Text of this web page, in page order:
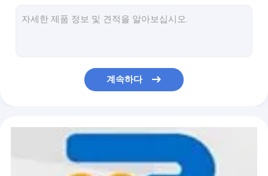
티셔츠 프린터
금속을 위한 산업 1500W 1070nm 소형 레이저 용접 기계
AC240V 자동적인 t-셔츠 인쇄기, A4 잉크젯 t-셔츠 인쇄 기계
내마모성 28mm 텅스텐 카바이드 금속 절단 블레이드 라운드
DC5V LED 디지털 전류계, 50MA 소형 디지털 전압계 전류계
보호하는 파장 10600nm 이산화 탄소 레이저 안전성은 G03 레이저 보호에 유리를 끼웁니다
계속하다